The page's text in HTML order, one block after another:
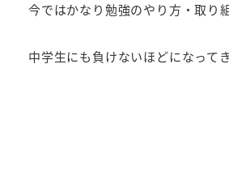
今ではかなり勉強のやり方・取り
中学生にも負けないほどになって